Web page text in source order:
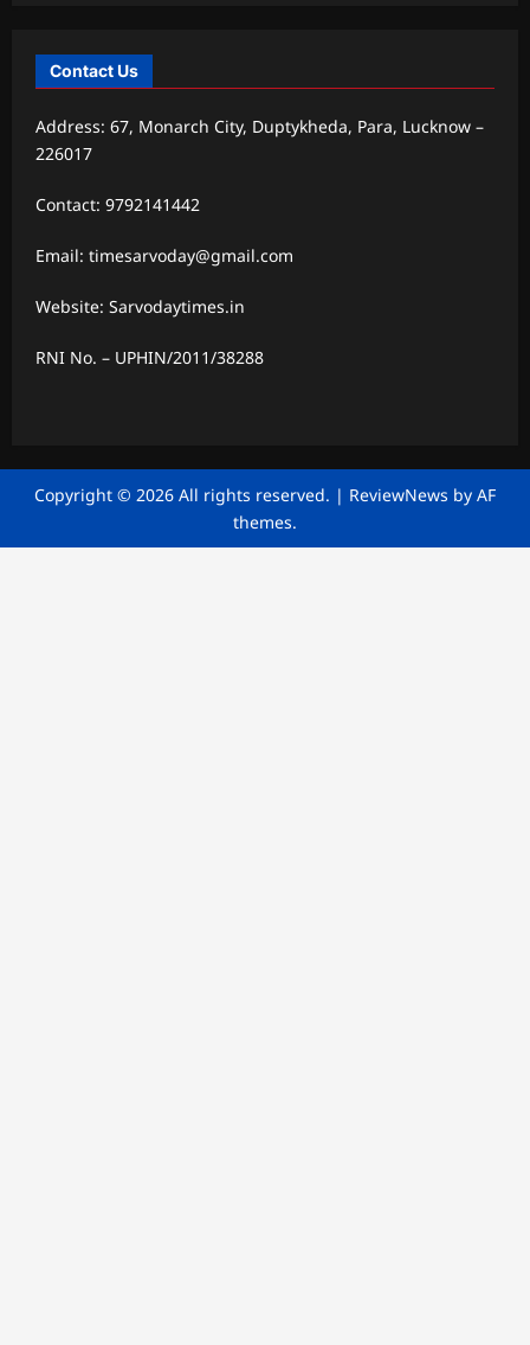
Contact Us
Address: 67, Monarch City, Duptykheda, Para, Lucknow –
226017
Contact: 9792141442
Email: timesarvoday@gmail.com
Website: Sarvodaytimes.in
RNI No. – UPHIN/2011/38288
Copyright © 2026 All rights reserved. | ReviewNews by AF
themes.